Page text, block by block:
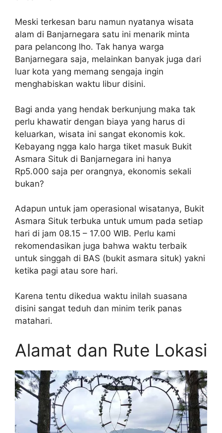
Meski terkesan baru namun nyatanya wisata
alam di Banjarnegara satu ini menarik minta
para pelancong lho. Tak hanya warga
Banjarnegara saja, melainkan banyak juga dari
luar kota yang memang sengaja ingin
menghabiskan waktu libur disini.
Bagi anda yang hendak berkunjung maka tak
perlu khawatir dengan biaya yang harus di
keluarkan, wisata ini sangat ekonomis kok.
Kebayang ngga kalo harga tiket masuk Bukit
Asmara Situk di Banjarnegara ini hanya
Rp5.000 saja per orangnya, ekonomis sekali
bukan?
Adapun untuk jam operasional wisatanya, Bukit
Asmara Situk terbuka untuk umum pada setiap
hari di jam 08.15 – 17.00 WIB. Perlu kami
rekomendasikan juga bahwa waktu terbaik
untuk singgah di BAS (bukit asmara situk) yakni
ketika pagi atau sore hari.
Karena tentu dikedua waktu inilah suasana
disini sangat teduh dan minim terik panas
matahari.
Alamat dan Rute Lokasi